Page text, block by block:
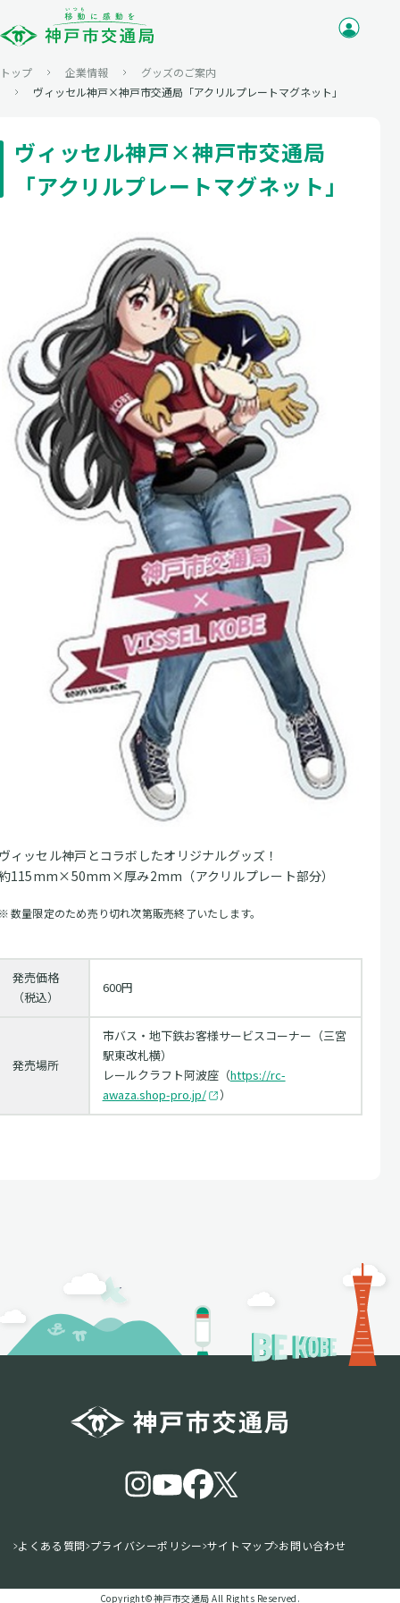
トップ 企業情報
グッズのご案内
ヴィッセル神戸×神戸市交通局「アクリルプレートマグネット」
ヴィッセル神戸×神戸市交通局
「アクリルプレートマグネット」
ィッセル神戸とコラボしたオリジナルグッズ！
115mm×50mm×厚み2mm（アクリルプレート部分）
数量限定のため売り切れ次第販売終了いたします。
発売価格
（税込）
600円
発売場所
市バス・地下鉄お客様サービスコーナー（三宮
駅東改札横）
レールクラフト阿波座（https://rc-
awaza.shop-pro.jp/
）
よくある質問 プライバシーポリシー サイトマップ お問い合わせ
Copyright©️神戸市交通局 All Rights Reserved.